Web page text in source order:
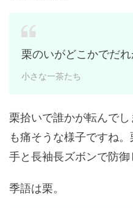
栗のいがどこかでだ
小さな一茶たち
栗拾いで誰かが転んで
も痛そうな様子ですね
手と長袖長ズボンで防御
季語は栗。